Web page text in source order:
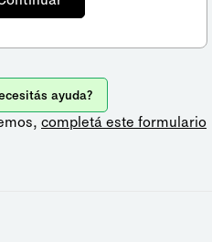
ayuda?
completá este formulario